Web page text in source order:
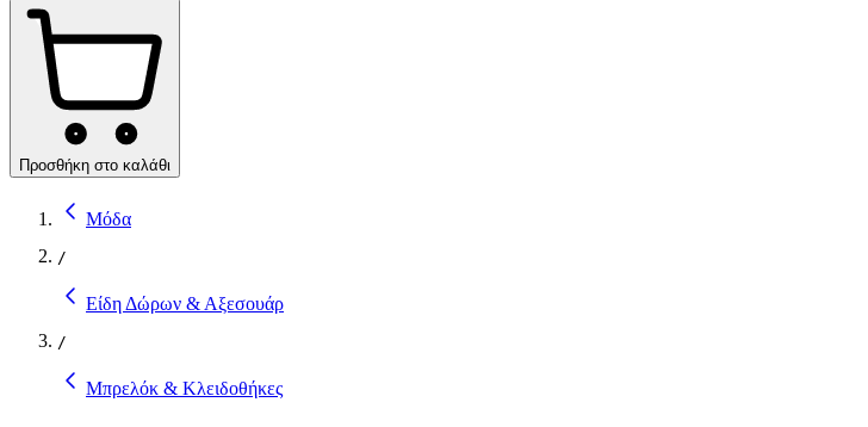
Προσθήκη στο καλάθι
Μόδα
/
Είδη Δώρων & Αξεσουάρ
/
Μπρελόκ & Κλειδοθήκες